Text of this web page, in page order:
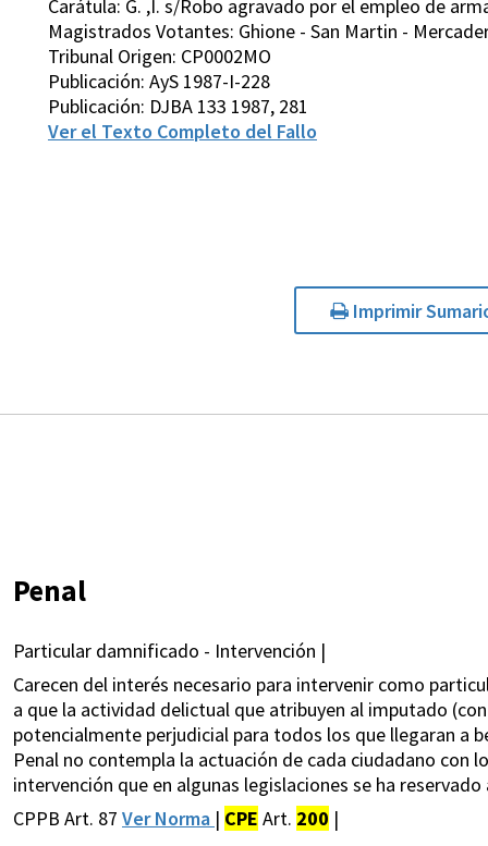
Carátula: G. ,I. s/Robo agravado por el empleo de
Magistrados Votantes: Ghione - San Martin -
Tribunal Origen: CP0002MO
Publicación: AyS 1987-I-228
Publicación: DJBA 133 1987, 281
Ver el Texto Completo del Fallo
Imprimir
Penal
Particular damnificado - Intervención |
Carecen del interés necesario para intervenir como
a que la actividad delictual que atribuyen al imputado
potencialmente perjudicial para todos los que llegaran a
Penal no contempla la actuación de cada ciudadano con
intervención que en algunas legislaciones se ha
CPPB Art. 87 Ver Norma | CPE Art. 200 |